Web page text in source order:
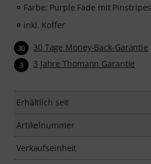
Farbe: Purple Fade mit Pinstripes
inkl. Koffer
30 30 Tage Money-Back-Garantie
3 3 Jahre Thomann Garantie
Erhältlich seit
Artikelnummer
Verkaufseinheit